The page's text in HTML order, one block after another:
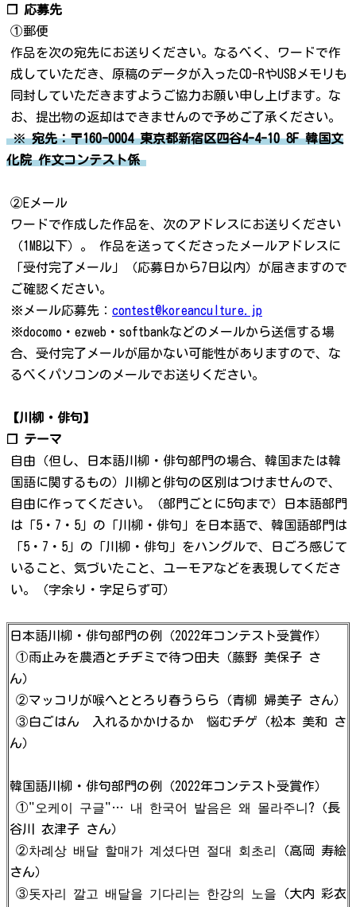
❐ 応募先
①郵便
作品を次の宛先にお送りください。なるべく、ワードで作
成していただき、原稿のデータが入ったCD-RやUSBメモリも
同封していただきますようご協力お願い申し上げます。な
お、提出物の返却はできませんので予めご了承ください。
※宛先：〒160-0004 東京都新宿区四谷4-4-10 8F 韓国文
化院 作文コンテスト係
②Eメール
ワードで作成した作品を、次のアドレスにお送りください
（1MB以下）。 作品を送ってくださったメールアドレスに
「受付完了メール」（応募日から7日以内）が届きますので
ご確認ください。
※メール応募先： contest@koreanculture.jp
※docomo・ezweb・softbankなどのメールから送信する場
合、受付完了メールが届かない可能性がありますので、な
るべくパソコンのメールでお送りください。
【川柳・俳句】
❐ テーマ
自由（但し、日本語川柳・俳句部門の場合、韓国または韓
国語に関するもの）川柳と俳句の区別はつけませんので、
自由に作ってください。（部門ごとに5句まで）日本語部門
は「5・7・5」の「川柳・俳句」を日本語で、韓国語部門は
「5・7・5」の「川柳・俳句」をハングルで、日ごろ感じて
いること、気づいたこと、ユーモアなどを表現してくださ
い。（字余り・字足らず可）
日本語川柳・俳句部門の例（2022年コンテスト受賞作）
①雨止みを農酒とチヂミで待つ田夫（藤野 美保子 さ
ん）
②マッコリが喉へととろり春うらら（青柳 婦美子 さん）
③白ごはん 入れるかかけるか 悩むチゲ（松本 美和 さ
ん）
韓国語川柳・俳句部門の例（2022年コンテスト受賞作）
①"오케이 구글"… 내 한국어 발음은 왜 몰라주니?（長
谷川 衣津子 さん）
②차례상 배달 할매가 계셨다면 절대 회초리（高岡 寿絵
さん）
③돗자리 깔고 배달을 기다리는 한강의 노을（大内 彩衣